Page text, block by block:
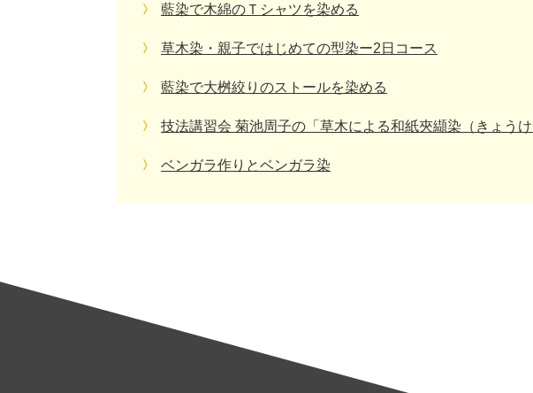
藍染で木綿のＴシャツを染める
草木染・親子ではじめての型染ー2日コース
藍染で大桝絞りのストールを染める
技法講習会 菊池周子の「草木による和紙夾纈染（きょうけ
ベンガラ作りとベンガラ染